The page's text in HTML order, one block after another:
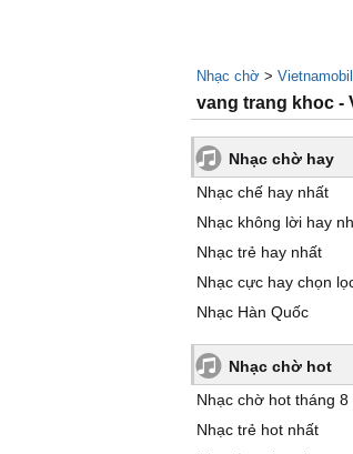
Nhạc chờ >
vang trang khoc -
Nhạc chờ hay
Nhạc chế hay nhất
Nhạc không lời hay
Nhạc trẻ hay nhất
Nhạc cực hay chọn
Nhạc Hàn Quốc
Nhạc chờ hot
Nhạc chờ hot tháng 8
Nhạc trẻ hot nhất